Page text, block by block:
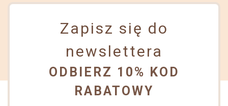
Zapisz się do
newslettera
ODBIERZ 10% KOD
RABATOWY